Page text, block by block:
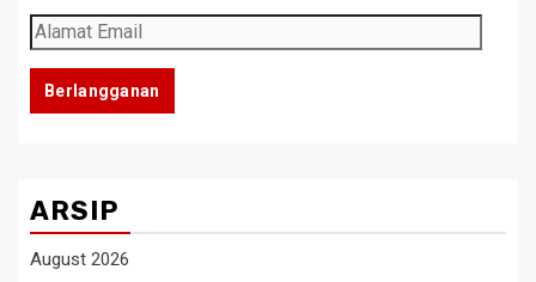
Alamat
Email
Berlangganan
ARSIP
August 2026